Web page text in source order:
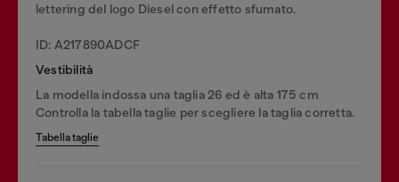
lettering del logo Diesel con effetto sfumato.
ID: A217890ADCF
Vestibilità
La modella indossa una taglia 26 ed è alta 175 cm
Controlla la tabella taglie per scegliere la taglia corretta.
Tabella taglie